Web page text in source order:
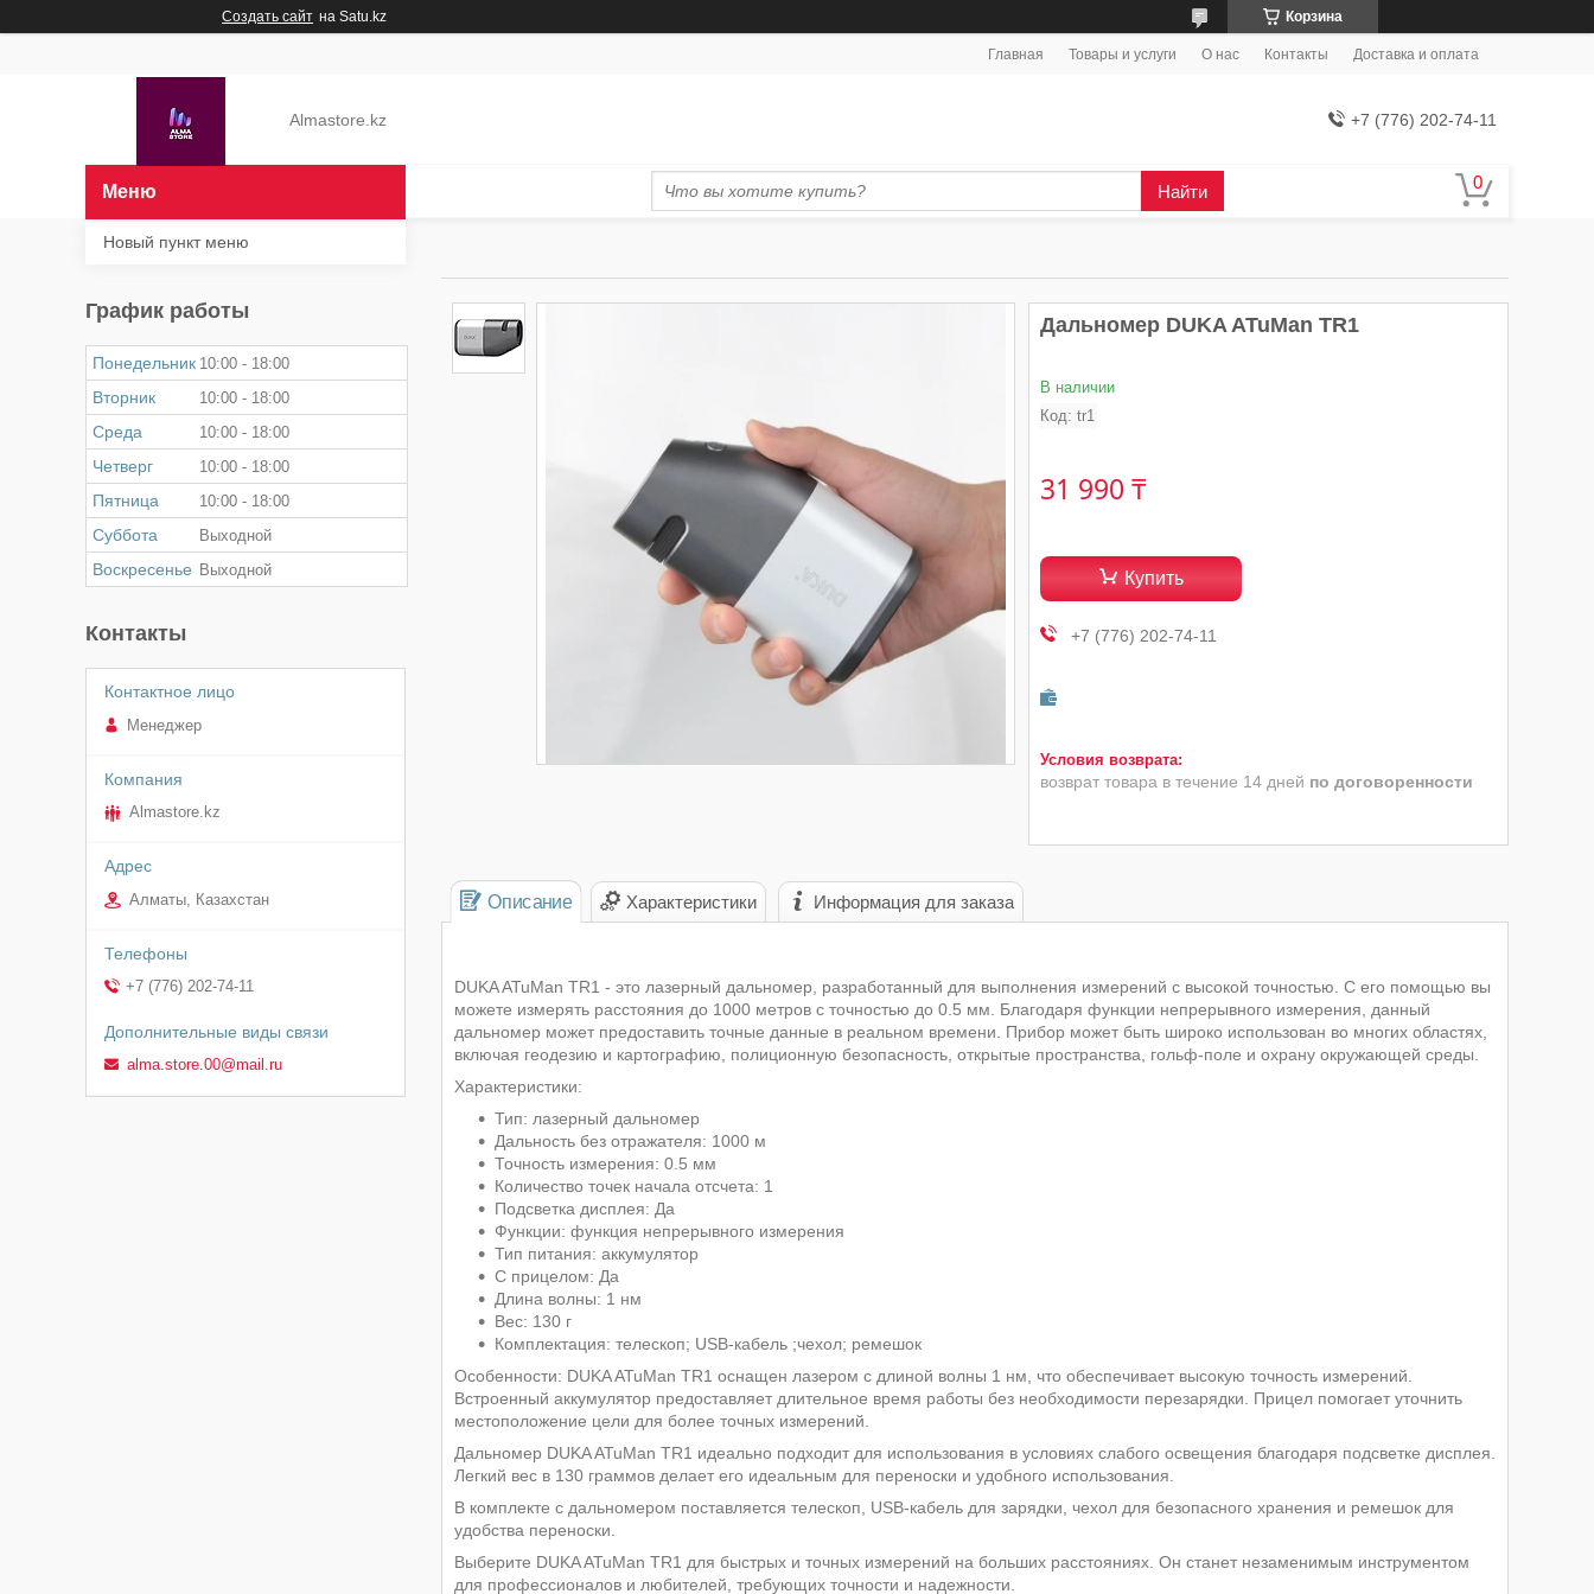
Создать сайт на Satu.kz Корзина
Главная Товары и услуги О нас Контакты Доставка и оплата
Almastore.kz +7 (776) 202-74-11
Найти
Дальномер DUKA ATuMan TR1
В наличии
Код: tr1
31 990 ₸
Купить
+7 (776) 202-74-11
возврат товара в течение 14 дней по договоренности
Описание Характеристики Информация для заказа
DUKA ATuMan TR1 - это лазерный дальномер, разработанный для выполнения измерений с высокой точностью. С его помощью вы
можете измерять расстояния до 1000 метров с точностью до 0.5 мм. Благодаря функции непрерывного измерения, данный
дальномер может предоставить точные данные в реальном времени. Прибор может быть широко использован во многих областях,
включая геодезию и картографию, полиционную безопасность, открытые пространства, гольф-поле и охрану окружающей среды.
Характеристики:
Тип: лазерный дальномер
Дальность без отражателя: 1000 м
Точность измерения: 0.5 мм
Количество точек начала отсчета: 1
Подсветка дисплея: Да
Функции: функция непрерывного измерения
Тип питания: аккумулятор
С прицелом: Да
Длина волны: 1 нм
Вес: 130 г
Комплектация: телескоп; USB-кабель ;чехол; ремешок
Особенности: DUKA ATuMan TR1 оснащен лазером с длиной волны 1 нм, что обеспечивает высокую точность измерений.
Встроенный аккумулятор предоставляет длительное время работы без необходимости перезарядки. Прицел помогает уточнить
местоположение цели для более точных измерений.
Дальномер DUKA ATuMan TR1 идеально подходит для использования в условиях слабого освещения благодаря подсветке дисплея.
Легкий вес в 130 граммов делает его идеальным для переноски и удобного использования.
В комплекте с дальномером поставляется телескоп, USB-кабель для зарядки, чехол для безопасного хранения и ремешок для
удобства переноски.
Выберите DUKA ATuMan TR1 для быстрых и точных измерений на больших расстояниях. Он станет незаменимым инструментом
для профессионалов и любителей, требующих точности и надежности.
Новый пункт меню
График работы
Понедельник 10:00 18:00
Вторник 10:00 18:00
Среда 10:00 18:00
Четверг 10:00 18:00
Пятница 10:00 18:00
Суббота Выходной
Воскресенье Выходной
Контакты
Менеджер
Almastore.kz
Алматы, Казахстан
+7 (776) 202-74-11
alma.store.00@mail.ru